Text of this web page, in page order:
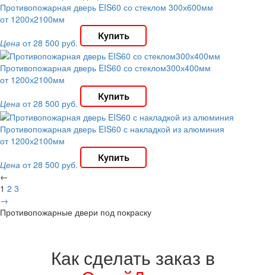
Противопожарная дверь EIS60 со стеклом 300х600мм
от 1200х2100мм
Цена от 28 500 руб.
Противопожарная дверь EIS60 со стеклом300х400мм
от 1200х2100мм
Цена от 28 500 руб.
Противопожарная дверь EIS60 с накладкой из алюминия
от 1200х2100мм
Цена от 28 500 руб.
←
1 2 3
→
Противопожарные двери под покраску
Как сделать заказ в